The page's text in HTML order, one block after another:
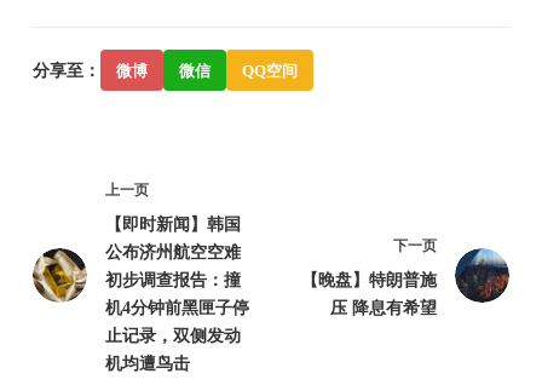
分享至： 微博 微信 QQ空间
上一页
【即时新闻】韩国
公布济州航空空难
初步调查报告：撞
机4分钟前黑匣子停
止记录，双侧发动
机均遭鸟击
下一页
【晚盘】特朗普施
压 降息有希望